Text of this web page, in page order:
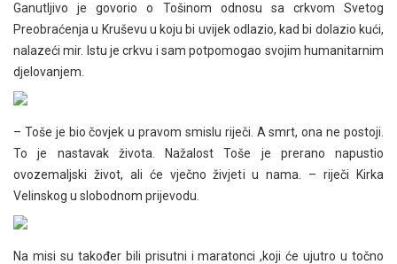
Ganutljivo je govorio o Tošinom odnosu sa crkvom Svetog
Preobraćenja u Kruševu u koju bi uvijek odlazio, kad bi dolazio kući,
nalazeći mir. Istu je crkvu i sam potpomogao svojim humanitarnim
djelovanjem.
– Toše je bio čovjek u pravom smislu riječi. A smrt, ona ne postoji.
To je nastavak života. Nažalost Toše je prerano napustio
ovozemaljski život, ali će vječno živjeti u nama. – riječi Kirka
Velinskog u slobodnom prijevodu.
Na misi su također bili prisutni i maratonci ,koji će ujutro u točno